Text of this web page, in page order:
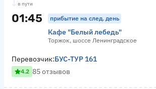
в пути
01:45 прибытие на след. день
Кафе "Белый лебедь"
Торжок, шоссе Ленинградское
Перевозчик:БУС-ТУР 161
4.2 85 отзывов